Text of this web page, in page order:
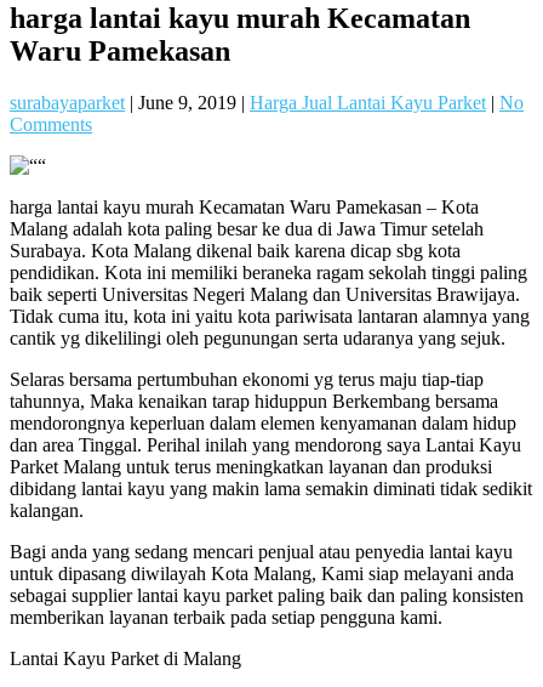
harga lantai kayu murah Kecamatan
Waru Pamekasan
surabayaparket | June 9, 2019 | Harga Jual Lantai Kayu Parket | No
Comments
harga lantai kayu murah Kecamatan Waru Pamekasan – Kota
Malang adalah kota paling besar ke dua di Jawa Timur setelah
Surabaya. Kota Malang dikenal baik karena dicap sbg kota
pendidikan. Kota ini memiliki beraneka ragam sekolah tinggi paling
baik seperti Universitas Negeri Malang dan Universitas Brawijaya.
Tidak cuma itu, kota ini yaitu kota pariwisata lantaran alamnya yang
cantik yg dikelilingi oleh pegunungan serta udaranya yang sejuk.
Selaras bersama pertumbuhan ekonomi yg terus maju tiap-tiap
tahunnya, Maka kenaikan tarap hiduppun Berkembang bersama
mendorongnya keperluan dalam elemen kenyamanan dalam hidup
dan area Tinggal. Perihal inilah yang mendorong saya Lantai Kayu
Parket Malang untuk terus meningkatkan layanan dan produksi
dibidang lantai kayu yang makin lama semakin diminati tidak sedikit
kalangan.
Bagi anda yang sedang mencari penjual atau penyedia lantai kayu
untuk dipasang diwilayah Kota Malang, Kami siap melayani anda
sebagai supplier lantai kayu parket paling baik dan paling konsisten
memberikan layanan terbaik pada setiap pengguna kami.
Lantai Kayu Parket di Malang